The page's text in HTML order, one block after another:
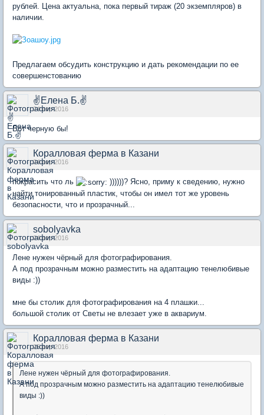
рублей. Цена актуальна, пока первый тираж (20 экземпляров) в
наличии.
Предлагаем обсудить конструкцию и дать рекомендации по ее
совершенстованию
✌Елена Б.✌
24 апр 2016
Вот черную бы!
Коралловая ферма в Казани
24 апр 2016
покрасить что ль
))))))? Ясно, приму к сведению, нужно
найти тонированный пластик, чтобы он имел тот же уровень
безопасности, что и прозрачный...
sobolyavka
24 апр 2016
Лене нужен чёрный для фотографирования.
А под прозрачным можно разместить на адаптацию тенелюбивые
виды :))
мне бы столик для фотографирования на 4 плашки...
большой столик от Светы не влезает уже в аквариум.
Коралловая ферма в Казани
25 апр 2016
Лене нужен чёрный для фотографирования.
А под прозрачным можно разместить на адаптацию тенелюбивые
виды :))